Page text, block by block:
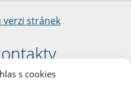
s cookies
stránek
fakulta